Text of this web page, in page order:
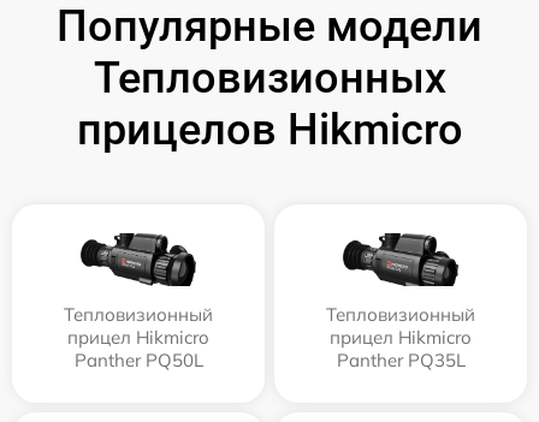
Популярные модели
Тепловизионных
прицелов Hikmicro
Тепловизионный
прицел Hikmicro
Panther PQ50L
Тепловизионный
прицел Hikmicro
Panther PQ35L